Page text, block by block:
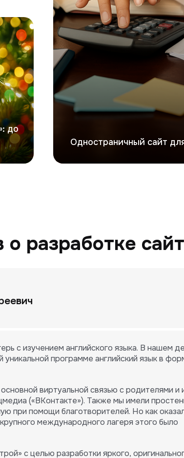
Одностраничный сайт
до
разработке
с изучением английского языка. В нашем
программе английский язык в
виртуальной связью с родителями и
(«ВКонтакте»). Также мы имели
при помощи благотворителей. Но как
международного лагеря этого было
с целью разработки яркого,